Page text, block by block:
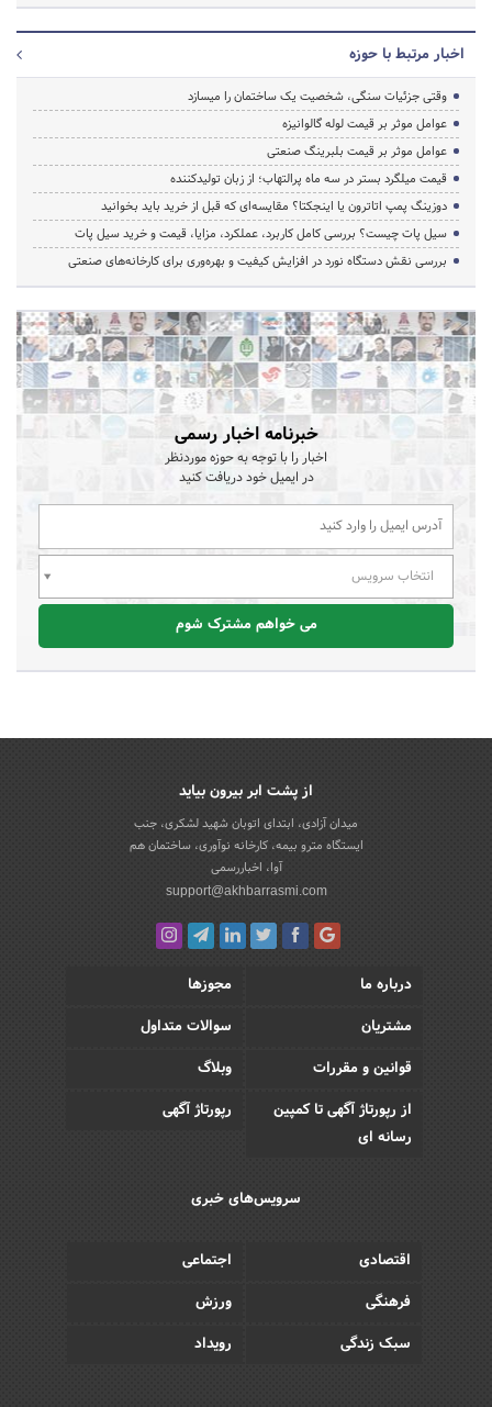
اخبار مرتبط با حوزه
وقتی جزئیات سنگی، شخصیت یک ساختمان را میسازد
عوامل موثر بر قیمت لوله گالوانیزه
عوامل موثر بر قیمت بلبرینگ صنعتی
قیمت میلگرد بستر در سه ماه پرالتهاب؛ از زبان تولیدکننده
دوزینگ پمپ اتاترون یا اینجکتا؟ مقایسه‌ای که قبل از خرید باید بخوانید
سیل پات چیست؟ بررسی کامل کاربرد، عملکرد، مزایا، قیمت و خرید سیل پات
بررسی نقش دستگاه نورد در افزایش کیفیت و بهره‌وری برای کارخانه‌های صنعتی
خبرنامه اخبار رسمی
اخبار را با توجه به حوزه موردنظر
در ایمیل خود دریافت کنید
انتخاب سرویس
می خواهم مشترک شوم
از پشت ابر بیرون بیاید
میدان آزادی، ابتدای اتوبان شهید لشکری، جنب
ایستگاه مترو بیمه، کارخانه نوآوری، ساختمان هم
آوا، اخباررسمی
support@akhbarrasmi.com
درباره ما
مجوزها
مشتریان
سوالات متداول
قوانین و مقررات
وبلاگ
از رپورتاژ آگهی تا کمپین
رسانه ای
رپورتاژ آگهی
سرویس‌های خبری
اقتصادی
اجتماعی
فرهنگی
ورزش
سبک زندگی
رویداد